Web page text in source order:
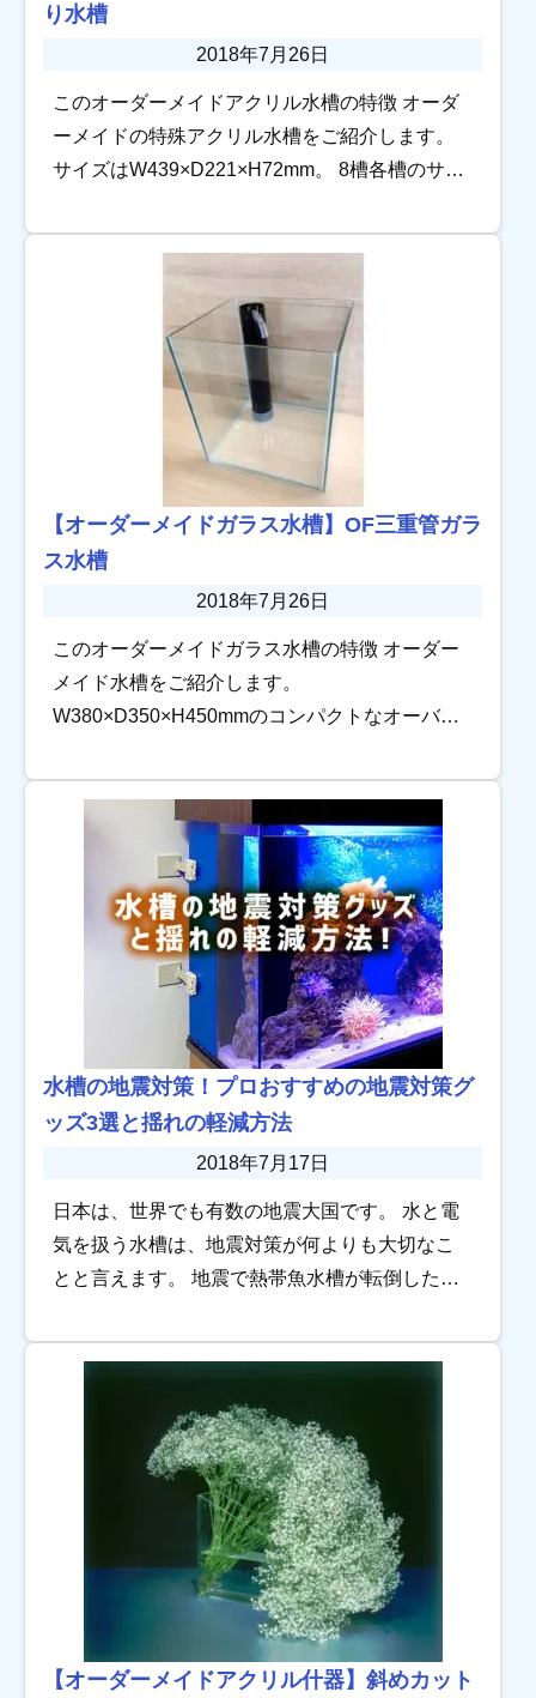
り水槽
2018年7月26日
このオーダーメイドアクリル水槽の特徴 オーダ
ーメイドの特殊アクリル水槽をご紹介します。
サイズはW439×D221×H72mm。 8槽各槽のサイ
だ特殊な仕様です。 […]
【オーダーメイドガラス水槽】OF三重管ガラ
ス水槽
2018年7月26日
このオーダーメイドガラス水槽の特徴 オーダー
メイド水槽をご紹介します。
W380×D350×H450mmのコンパクトなオーバー
フロー加工は管内の汚れが気にならない外管ブ
ラック（ […]
水槽の地震対策！プロおすすめの地震対策グ
ッズ3選と揺れの軽減方法
2018年7月17日
日本は、世界でも有数の地震大国です。 水と電
気を扱う水槽は、地震対策が何よりも大切なこ
とと言えます。 地震で熱帯魚水槽が転倒した場
家屋や家具に被害が及びます。 そこで、地震被
【オーダーメイドアクリル什器】斜めカット